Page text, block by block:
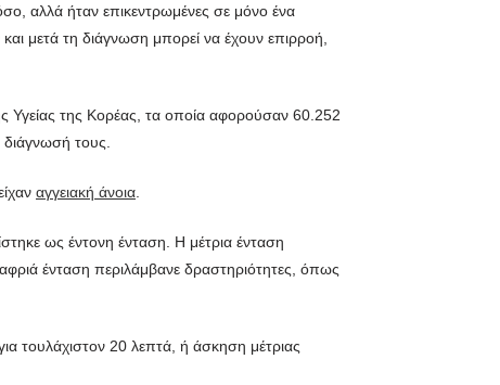
αλλά ήταν επικεντρωμένες σε μόνο ένα
μετά τη διάγνωση μπορεί να έχουν επιρροή,
Υγείας της Κορέας, τα οποία αφορούσαν 60.252
τους.
αγγειακή άνοια
ως έντονη ένταση. Η μέτρια ένταση
ένταση περιλάμβανε δραστηριότητες, όπως
τουλάχιστον 20 λεπτά, ή άσκηση μέτριας